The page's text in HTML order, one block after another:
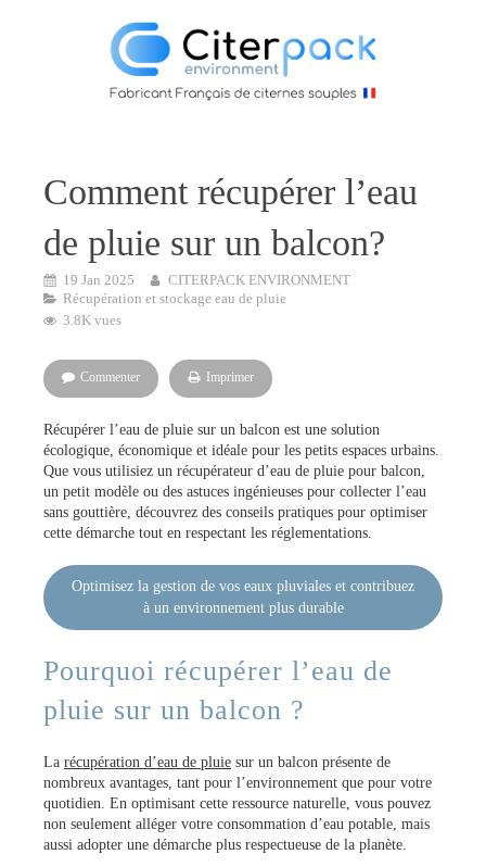
Comment récupérer l’eau
de pluie sur un balcon?
19 Jan 2025
CITERPACK ENVIRONMENT
Récupération et stockage eau de pluie
3.8K vues
Commenter Imprimer
Récupérer l’eau de pluie sur un balcon est une solution
écologique, économique et idéale pour les petits espaces urbains.
Que vous utilisiez un récupérateur d’eau de pluie pour balcon,
un petit modèle ou des astuces ingénieuses pour collecter l’eau
sans gouttière, découvrez des conseils pratiques pour optimiser
cette démarche tout en respectant les réglementations.
Optimisez la gestion de vos eaux pluviales et contribuez
à un environnement plus durable
Pourquoi récupérer l’eau de
pluie sur un balcon ?
La récupération d’eau de pluie sur un balcon présente de
nombreux avantages, tant pour l’environnement que pour votre
quotidien. En optimisant cette ressource naturelle, vous pouvez
non seulement alléger votre consommation d’eau potable, mais
aussi adopter une démarche plus respectueuse de la planète.